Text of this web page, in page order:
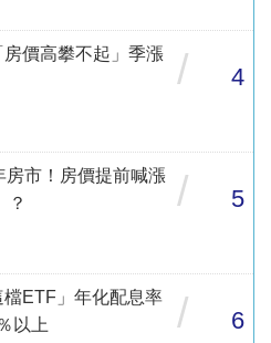
價高攀不起」季漲
/ 4
市！房價提前喊漲
？
/ 5
ETF」年化配息率
以上
/ 6